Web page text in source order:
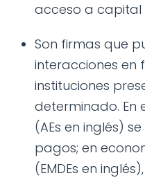
acceso a capital
Son firmas que
interacciones en
instituciones
determinado. En
(AEs en inglés)
pagos; en
(EMDEs en